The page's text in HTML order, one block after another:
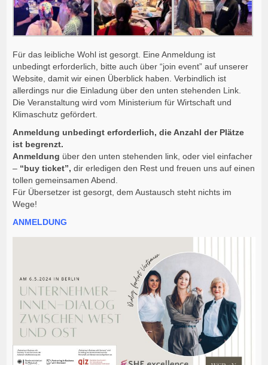
Für das leibliche Wohl ist gesorgt. Eine Anmeldung ist
unbedingt erforderlich, bitte auch über “join event” auf unserer
Website, damit wir einen Überblick haben. Verbindlich ist
allerdings nur die Einladung über den unten stehenden Link.
Die Veranstaltung wird vom Ministerium für Wirtschaft und
Klimaschutz gefördert.
Anmeldung unbedingt erforderlich, die Anzahl der Plätze
ist begrenzt.
Anmeldung über den unten stehenden link, oder viel einfacher
– “buy ticket”, dir erledigen den Rest und freuen uns auf einen
tollen gemeinsamen Abend.
Für Übersetzer ist gesorgt, dem Austausch steht nichts im
Wege!
ANMELDUNG